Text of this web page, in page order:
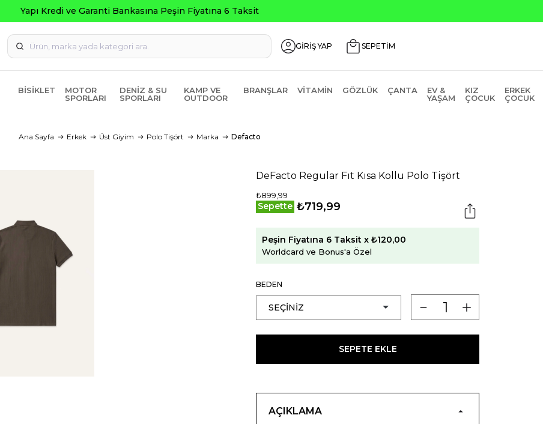
GİRİŞ YAP SEPETİM
BISIKLET
MOTOR
SPORLARI
DENIZ & SU
SPORLARI
KAMP VE
OUTDOOR
BRANŞLAR VITAMIN GÖZLÜK ÇANTA
EV &
YAŞAM
KIZ
ÇOCUK
ERKEK
ÇOCUK
Ana Sayfa Erkek Üst Giyim Polo Tişört Marka Defacto
DeFacto Regular Fıt Kısa Kollu Polo Tişört
₺899,99
Sepette ₺719,99
Peşin Fiyatına 6 Taksit x ₺120,00
Worldcard ve Bonus'a Özel
BEDEN
SEPETE EKLE
AÇIKLAMA